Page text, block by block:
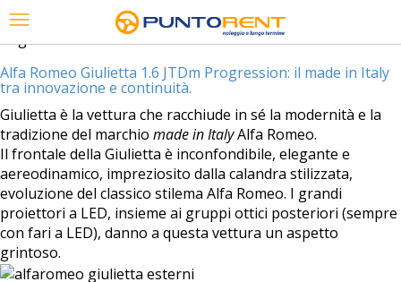
Tag Archives:alfa romeo
Alfa Romeo Giulietta 1.6 JTDm Progression: il made in Italy
tra innovazione e continuità.
Giulietta è la vettura che racchiude in sé la modernità e la
tradizione del marchio made in ItalyAlfa Romeo.
Il frontale della Giulietta è inconfondibile, elegante e
aereodinamico, impreziosito dalla calandra stilizzata,
evoluzione del classico stilema Alfa Romeo. I grandi
proiettori a LED, insieme ai gruppi ottici posteriori (sempre
con fari a LED), danno a questa vettura un aspetto
grintoso.